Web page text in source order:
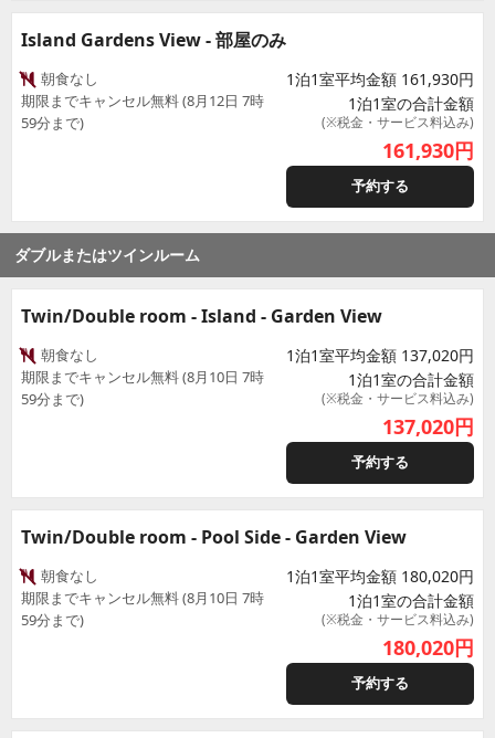
Island Gardens View - 部屋のみ
朝食なし
期限までキャンセル無料 (8月12日 7時
59分まで)
1泊1室平均金額 161,930円
1泊1室の合計金額
(※税金・サービス料込み)
161,930円
予約する
ダブルまたはツインルーム
Twin/Double room - Island - Garden View
朝食なし
期限までキャンセル無料 (8月10日 7時
59分まで)
1泊1室平均金額 137,020円
1泊1室の合計金額
(※税金・サービス料込み)
137,020円
予約する
Twin/Double room - Pool Side - Garden View
朝食なし
期限までキャンセル無料 (8月10日 7時
59分まで)
1泊1室平均金額 180,020円
1泊1室の合計金額
(※税金・サービス料込み)
180,020円
予約する